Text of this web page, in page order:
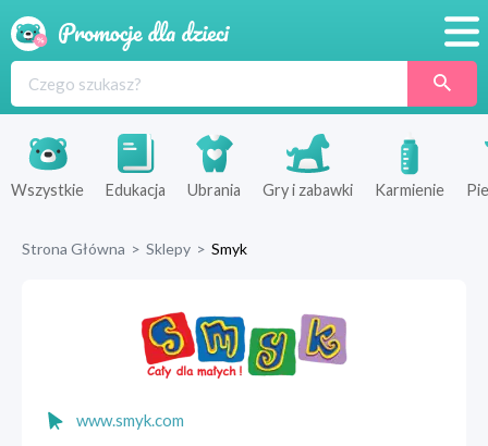
Produkty
Sklepy
Wszystkie Edukacja Ubrania Gry i zabawki Karmienie
Strona Główna > Sklepy > Smyk
www.smyk.com